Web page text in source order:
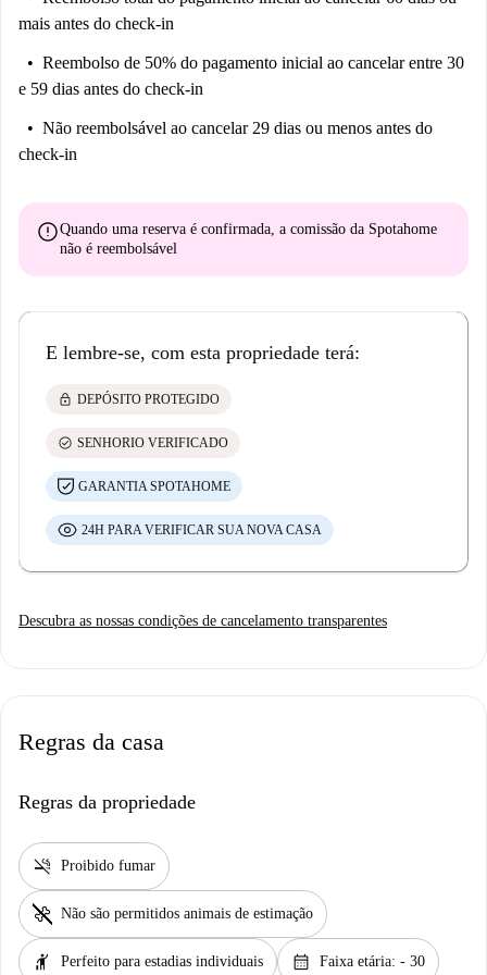
mais antes do check-in
Reembolso de 50% do pagamento inicial ao cancelar entre 30
e 59 dias antes do check-in
Não reembolsável ao cancelar 29 dias ou menos antes do
check-in
errorQuando uma reserva é confirmada, a comissão da Spotahome
não é reembolsável
E lembre-se, com esta propriedade terá:
lock DEPÓSITO PROTEGIDO
check_circle SENHORIO VERIFICADO
GARANTIA SPOTAHOME
24H PARA VERIFICAR SUA NOVA CASA
Descubra as nossas condições de cancelamento transparentes
Regras da casa
Regras da propriedade
smoke_free Proibido fumar
pet_supplies Não são permitidos animais de estimação
hail Perfeito para estadias individuais calendar_month Faixa etária: - 30